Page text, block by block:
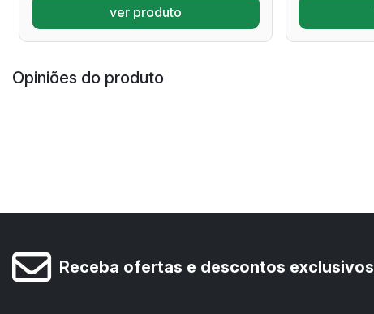
ver produto
Opiniões do produto
Receba ofertas e descontos exclusivos